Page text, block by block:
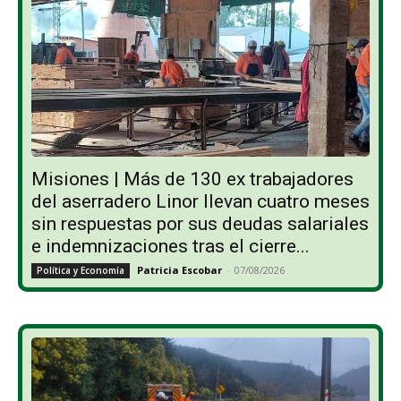
Misiones | Más de 130 ex trabajadores
del aserradero Linor llevan cuatro meses
sin respuestas por sus deudas salariales
e indemnizaciones tras el cierre...
Política y Economía Patricia Escobar - 07/08/2026